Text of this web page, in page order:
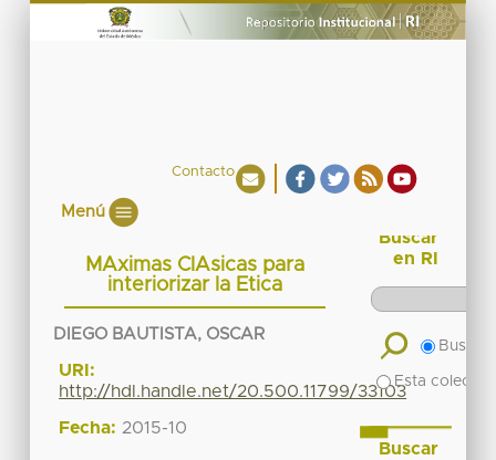
Contacto
Menú
MAximas ClAsicas para
interiorizar la Etica
DIEGO BAUTISTA, OSCAR
URI:
http://hdl.handle.net/20.500.11799/33103
Fecha: 2015-10
Buscar
en RI
Buscar
Esta
Buscar